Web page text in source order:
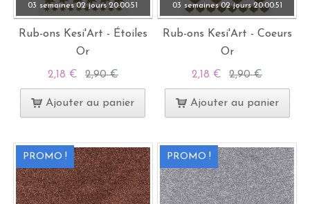
03 semaines 02 jours 20:00:49
Rub-ons Kesi'Art - Étoiles
Or
2,18 € 2,90 €
Ajouter au panier
03 semaines 02 jours 20:00:49
Rub-ons Kesi'Art - Coeurs
Or
2,18 € 2,90 €
Ajouter au panier
PROMO ! PROMO !